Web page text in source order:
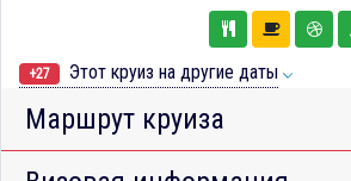
+27 Этот круиз на другие даты
Маршрут круиза